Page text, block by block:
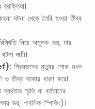
ঘটনা থেকে তৈরি হওয়া তীব্র
নিয়ে অমূলক ভয়, যার
দায়ী।
প্রিয়জনের মৃত্যুর শোক যখন
ও তীব্র আকার ধারণ করে।
স্মৃতি যা বর্তমানের
ভয়, পাবলিক স্পিকিং)।